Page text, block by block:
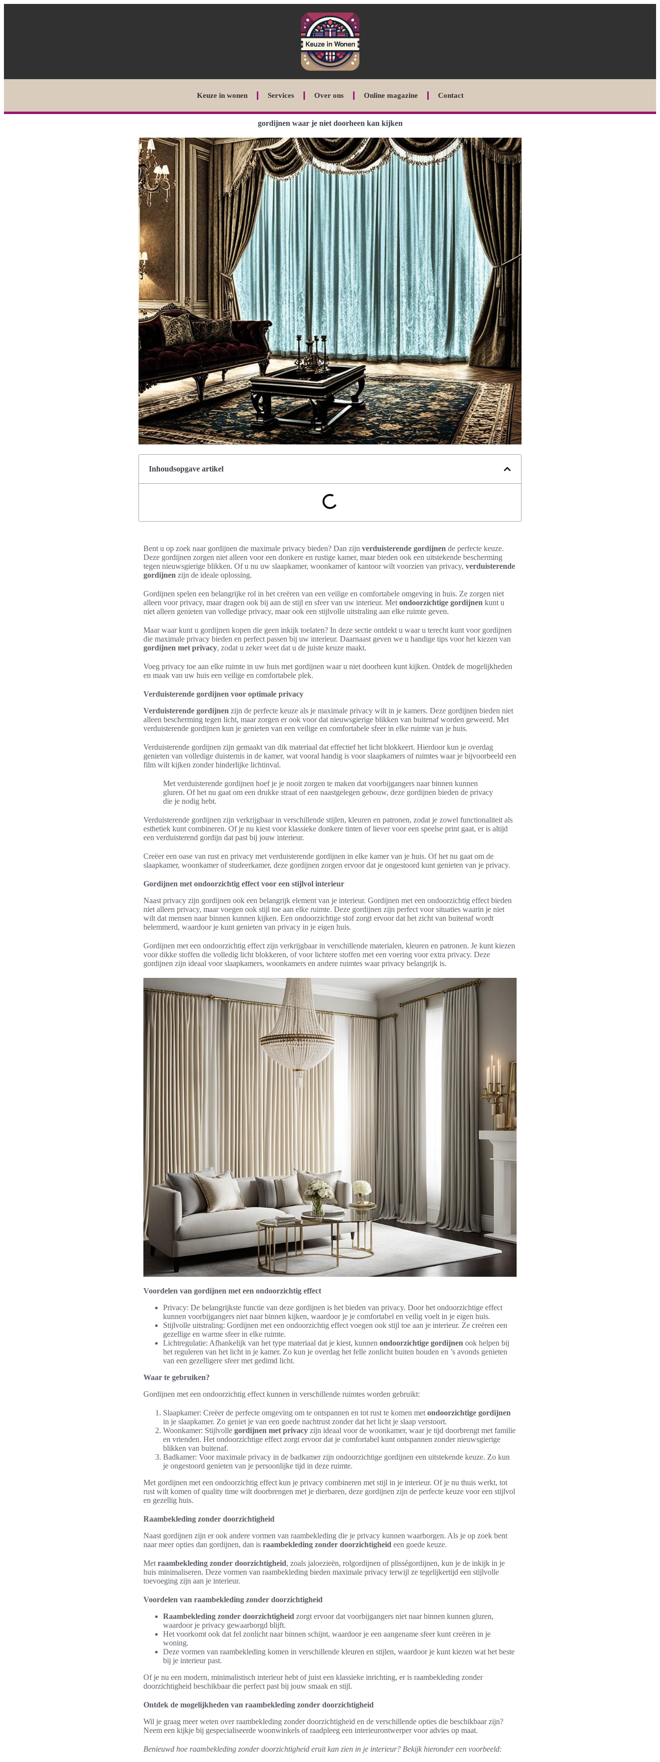
Keuze in wonen Services Over ons Online magazine Contact
gordijnen waar je niet doorheen kan kijken
Inhoudsopgave artikel
Bent u op zoek naar gordijnen die maximale privacy bieden? Dan zijn verduisterende gordijnen de perfecte keuze.
Deze gordijnen zorgen niet alleen voor een donkere en rustige kamer, maar bieden ook een uitstekende bescherming
tegen nieuwsgierige blikken. Of u nu uw slaapkamer, woonkamer of kantoor wilt voorzien van privacy, verduisterende
gordijnen zijn de ideale oplossing.
Gordijnen spelen een belangrijke rol in het creëren van een veilige en comfortabele omgeving in huis. Ze zorgen niet
alleen voor privacy, maar dragen ook bij aan de stijl en sfeer van uw interieur. Met ondoorzichtige gordijnen kunt u
niet alleen genieten van volledige privacy, maar ook een stijlvolle uitstraling aan elke ruimte geven.
Maar waar kunt u gordijnen kopen die geen inkijk toelaten? In deze sectie ontdekt u waar u terecht kunt voor gordijnen
die maximale privacy bieden en perfect passen bij uw interieur. Daarnaast geven we u handige tips voor het kiezen van
gordijnen met privacy, zodat u zeker weet dat u de juiste keuze maakt.
Voeg privacy toe aan elke ruimte in uw huis met gordijnen waar u niet doorheen kunt kijken. Ontdek de mogelijkheden
en maak van uw huis een veilige en comfortabele plek.
Verduisterende gordijnen voor optimale privacy
Verduisterende gordijnen zijn de perfecte keuze als je maximale privacy wilt in je kamers. Deze gordijnen bieden niet
alleen bescherming tegen licht, maar zorgen er ook voor dat nieuwsgierige blikken van buitenaf worden geweerd. Met
verduisterende gordijnen kun je genieten van een veilige en comfortabele sfeer in elke ruimte van je huis.
Verduisterende gordijnen zijn gemaakt van dik materiaal dat effectief het licht blokkeert. Hierdoor kun je overdag
genieten van volledige duisternis in de kamer, wat vooral handig is voor slaapkamers of ruimtes waar je bijvoorbeeld een
film wilt kijken zonder hinderlijke lichtinval.
Met verduisterende gordijnen hoef je je nooit zorgen te maken dat voorbijgangers naar binnen kunnen
gluren. Of het nu gaat om een drukke straat of een naastgelegen gebouw, deze gordijnen bieden de privacy
die je nodig hebt.
Verduisterende gordijnen zijn verkrijgbaar in verschillende stijlen, kleuren en patronen, zodat je zowel functionaliteit als
esthetiek kunt combineren. Of je nu kiest voor klassieke donkere tinten of liever voor een speelse print gaat, er is altijd
een verduisterend gordijn dat past bij jouw interieur.
Creëer een oase van rust en privacy met verduisterende gordijnen in elke kamer van je huis. Of het nu gaat om de
slaapkamer, woonkamer of studeerkamer, deze gordijnen zorgen ervoor dat je ongestoord kunt genieten van je privacy.
Gordijnen met ondoorzichtig effect voor een stijlvol interieur
Naast privacy zijn gordijnen ook een belangrijk element van je interieur. Gordijnen met een ondoorzichtig effect bieden
niet alleen privacy, maar voegen ook stijl toe aan elke ruimte. Deze gordijnen zijn perfect voor situaties waarin je niet
wilt dat mensen naar binnen kunnen kijken. Een ondoorzichtige stof zorgt ervoor dat het zicht van buitenaf wordt
belemmerd, waardoor je kunt genieten van privacy in je eigen huis.
Gordijnen met een ondoorzichtig effect zijn verkrijgbaar in verschillende materialen, kleuren en patronen. Je kunt kiezen
voor dikke stoffen die volledig licht blokkeren, of voor lichtere stoffen met een voering voor extra privacy. Deze
gordijnen zijn ideaal voor slaapkamers, woonkamers en andere ruimtes waar privacy belangrijk is.
Voordelen van gordijnen met een ondoorzichtig effect
Privacy: De belangrijkste functie van deze gordijnen is het bieden van privacy. Door het ondoorzichtige effect
kunnen voorbijgangers niet naar binnen kijken, waardoor je je comfortabel en veilig voelt in je eigen huis.
Stijlvolle uitstraling: Gordijnen met een ondoorzichtig effect voegen ook stijl toe aan je interieur. Ze creëren een
gezellige en warme sfeer in elke ruimte.
Lichtregulatie: Afhankelijk van het type materiaal dat je kiest, kunnen ondoorzichtige gordijnen ook helpen bij
het reguleren van het licht in je kamer. Zo kun je overdag het felle zonlicht buiten houden en ’s avonds genieten
van een gezelligere sfeer met gedimd licht.
Waar te gebruiken?
Gordijnen met een ondoorzichtig effect kunnen in verschillende ruimtes worden gebruikt:
Slaapkamer: Creëer de perfecte omgeving om te ontspannen en tot rust te komen met ondoorzichtige gordijnen
in je slaapkamer. Zo geniet je van een goede nachtrust zonder dat het licht je slaap verstoort.
Woonkamer: Stijlvolle gordijnen met privacy zijn ideaal voor de woonkamer, waar je tijd doorbrengt met familie
en vrienden. Het ondoorzichtige effect zorgt ervoor dat je comfortabel kunt ontspannen zonder nieuwsgierige
blikken van buitenaf.
Badkamer: Voor maximale privacy in de badkamer zijn ondoorzichtige gordijnen een uitstekende keuze. Zo kun
je ongestoord genieten van je persoonlijke tijd in deze ruimte.
Met gordijnen met een ondoorzichtig effect kun je privacy combineren met stijl in je interieur. Of je nu thuis werkt, tot
rust wilt komen of quality time wilt doorbrengen met je dierbaren, deze gordijnen zijn de perfecte keuze voor een stijlvol
en gezellig huis.
Raambekleding zonder doorzichtigheid
Naast gordijnen zijn er ook andere vormen van raambekleding die je privacy kunnen waarborgen. Als je op zoek bent
naar meer opties dan gordijnen, dan is raambekleding zonder doorzichtigheid een goede keuze.
Met raambekleding zonder doorzichtigheid, zoals jaloezieën, rolgordijnen of plisségordijnen, kun je de inkijk in je
huis minimaliseren. Deze vormen van raambekleding bieden maximale privacy terwijl ze tegelijkertijd een stijlvolle
toevoeging zijn aan je interieur.
Voordelen van raambekleding zonder doorzichtigheid
Raambekleding zonder doorzichtigheid zorgt ervoor dat voorbijgangers niet naar binnen kunnen gluren,
waardoor je privacy gewaarborgd blijft.
Het voorkomt ook dat fel zonlicht naar binnen schijnt, waardoor je een aangename sfeer kunt creëren in je
woning.
Deze vormen van raambekleding komen in verschillende kleuren en stijlen, waardoor je kunt kiezen wat het beste
bij je interieur past.
Of je nu een modern, minimalistisch interieur hebt of juist een klassieke inrichting, er is raambekleding zonder
doorzichtigheid beschikbaar die perfect past bij jouw smaak en stijl.
Ontdek de mogelijkheden van raambekleding zonder doorzichtigheid
Wil je graag meer weten over raambekleding zonder doorzichtigheid en de verschillende opties die beschikbaar zijn?
Neem een kijkje bij gespecialiseerde woonwinkels of raadpleeg een interieurontwerper voor advies op maat.
Benieuwd hoe raambekleding zonder doorzichtigheid eruit kan zien in je interieur? Bekijk hieronder een voorbeeld: